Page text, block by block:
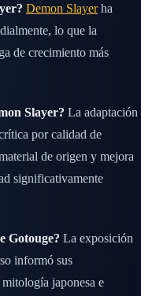
Demon Slayerha
lo que la
de crecimiento más
Slayer? La adaptación
por calidad de
de origen y mejora
significativamente
Gotouge? La exposición
informó sus
japonesa e